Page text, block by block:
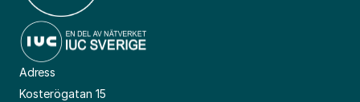
Adress
Kosterögatan 15